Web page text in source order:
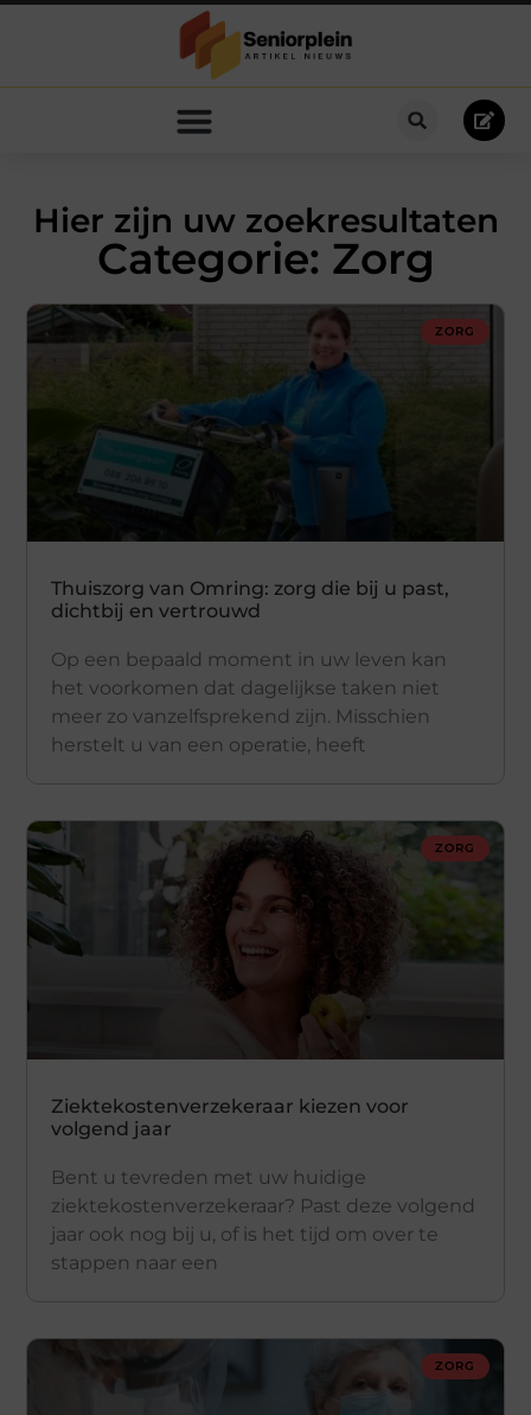
Hier zijn uw zoekresultaten
Categorie: Zorg
ZORG
Thuiszorg van Omring: zorg die bij u past,
dichtbij en vertrouwd
Op een bepaald moment in uw leven kan
het voorkomen dat dagelijkse taken niet
meer zo vanzelfsprekend zijn. Misschien
herstelt u van een operatie, heeft
ZORG
Ziektekostenverzekeraar kiezen voor
volgend jaar
Bent u tevreden met uw huidige
ziektekostenverzekeraar? Past deze volgend
jaar ook nog bij u, of is het tijd om over te
stappen naar een
ZORG